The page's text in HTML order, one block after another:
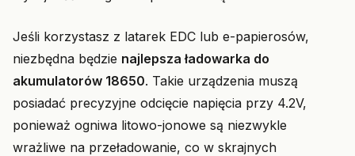
Jeśli korzystasz z latarek EDC lub e-papierosów,
niezbędna będzie najlepsza ładowarka do
akumulatorów 18650. Takie urządzenia muszą
posiadać precyzyjne odcięcie napięcia przy 4.2V,
ponieważ ogniwa litowo-jonowe są niezwykle
wrażliwe na przeładowanie, co w skrajnych